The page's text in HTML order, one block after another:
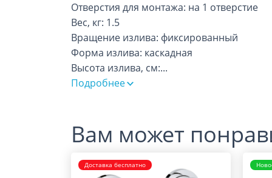
Отверстия для монтажа: на 1 отверстие
Вес, кг: 1.5
Вращение излива: фиксированный
Форма излива: каскадная
Высота излива, см:...
Подробнее
Вам может
Доставка бесплатно